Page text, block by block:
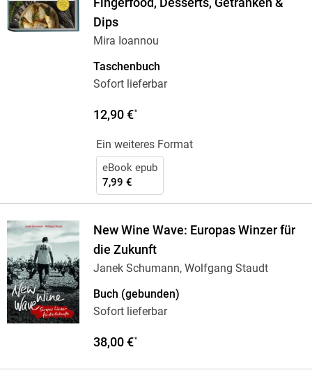
Fingerfood, Desserts, Getränken &
Dips
Mira Ioannou
Taschenbuch
Sofort lieferbar
12,90 €*
Ein weiteres Format
eBook epub
7,99 €
New Wine Wave: Europas Winzer für
die Zukunft
Janek Schumann, Wolfgang Staudt
Buch (gebunden)
Sofort lieferbar
38,00 €*